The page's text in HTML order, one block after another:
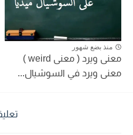
منذ بضع شهور
معنى ويرد ( معنى weird )
معنى ويرد في السوشيال...